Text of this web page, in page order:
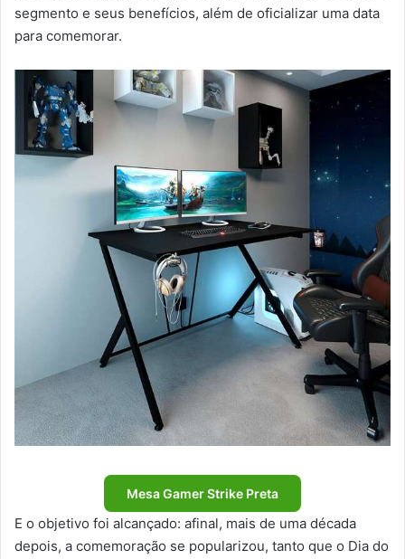
segmento e seus benefícios, além de oficializar uma data
para comemorar.
Mesa Gamer Strike Preta
E o objetivo foi alcançado: afinal, mais de uma década
depois, a comemoração se popularizou, tanto que o Dia do